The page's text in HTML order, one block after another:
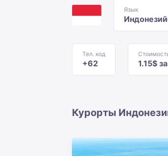
Язык
Тел. код
+62 1.15$
Курорты